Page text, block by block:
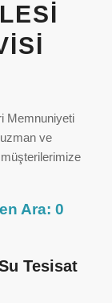
Memnuniyeti
ve
Ara: 0
Tesisat